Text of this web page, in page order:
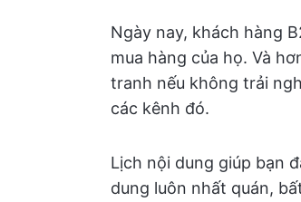
Ngày nay, khách hàng
mua hàng của họ. Và
tranh nếu không trải
các kênh đó.
Lịch nội dung giúp bạn
dung luôn nhất quán,